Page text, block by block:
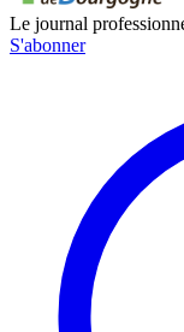
Le journal
S'abonner